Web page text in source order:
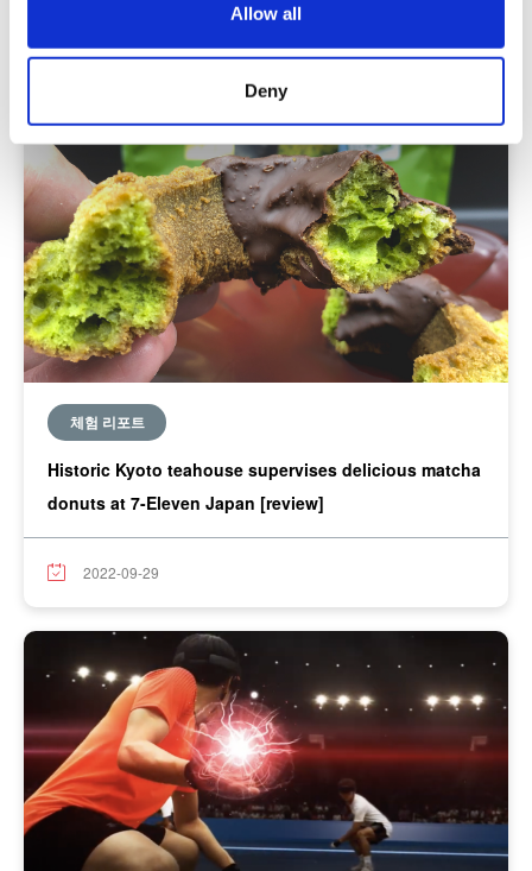
Allow all
Deny
체험 리포트
Historic Kyoto teahouse supervises delicious matcha
donuts at 7-Eleven Japan [review]
2022-09-29